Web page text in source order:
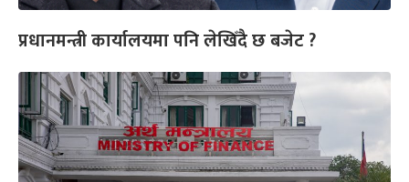
प्रधानमन्त्री कार्यालयमा पनि लेखिँदै छ बजेट ?